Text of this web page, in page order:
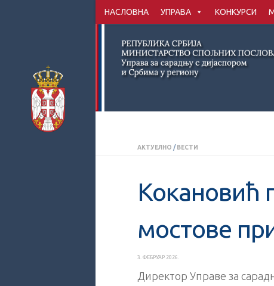
НАСЛОВНА УПРАВА КОНКУРСИ
АКТУЕЛНО / ВЕСТИ
Кокановић
мостове
3. ФЕБРУАР 2026.
Директор Управе за